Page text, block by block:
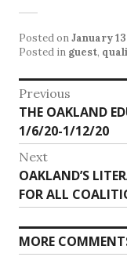
Posted onJanuary
Posted in guest,
Post
Previous
Previous
post:
THE OAKLAND
1/6/20-1/12/20
Next
Next
post:
OAKLAND’S
FOR ALL
MORE